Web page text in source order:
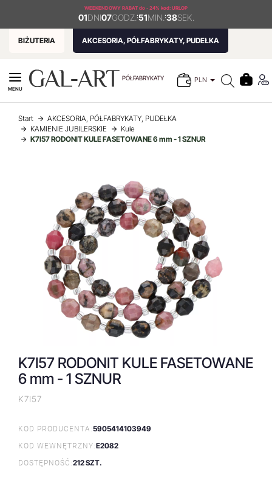
WEEKENDOWY RABAT do - 24% kod: URLOP
01DNI07GODZ. :51MIN. :37SEK.
BIŻUTERIA AKCESORIA, PÓŁFABRYKATY, PUDEŁKA
PÓŁFABRYKATY PLN
MENU
Start
AKCESORIA, PÓŁFABRYKATY, PUDEŁKA
KAMIENIE JUBILERSKIE
Kule
K7I57 RODONIT KULE FASETOWANE 6 mm - 1 SZNUR
K7I57 RODONIT KULE FASETOWANE
6 mm - 1 SZNUR
K7I57
KOD PRODUCENTA:5905414103949
KOD WEWNĘTRZNY:E2082
DOSTĘPNOŚĆ:212 SZT.